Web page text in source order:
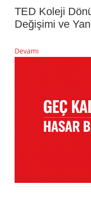
TED Koleji
Değişimi ve
Devamı